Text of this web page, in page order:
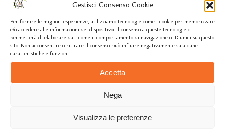
Gestisci Consenso Cookie
Per fornire le migliori esperienze, utilizziamo tecnologie come i cookie per memorizzare
e/o accedere alle informazioni del dispositivo. Il consenso a queste tecnologie ci
permetterà di elaborare dati come il comportamento di navigazione o ID unici su questo
sito. Non acconsentire o ritirare il consenso può influire negativamente su alcune
caratteristiche e funzioni.
Accetta
Nega
Visualizza le preferenze